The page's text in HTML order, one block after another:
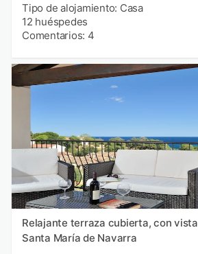
Tipo de alojamiento: Casa
12 huéspedes
Comentarios: 4
Relajante terraza cubierta, con
Santa María de Navarra